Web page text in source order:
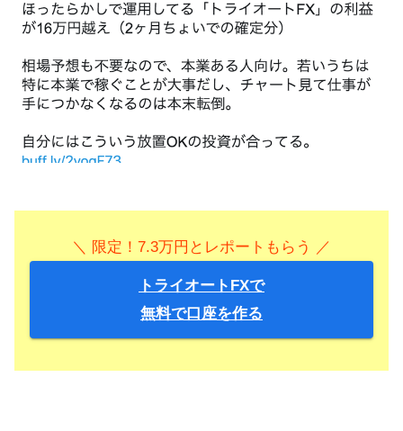
＼ 限定！7.3万円とレポートもらう ／
トライオートFXで
無料で口座を作る